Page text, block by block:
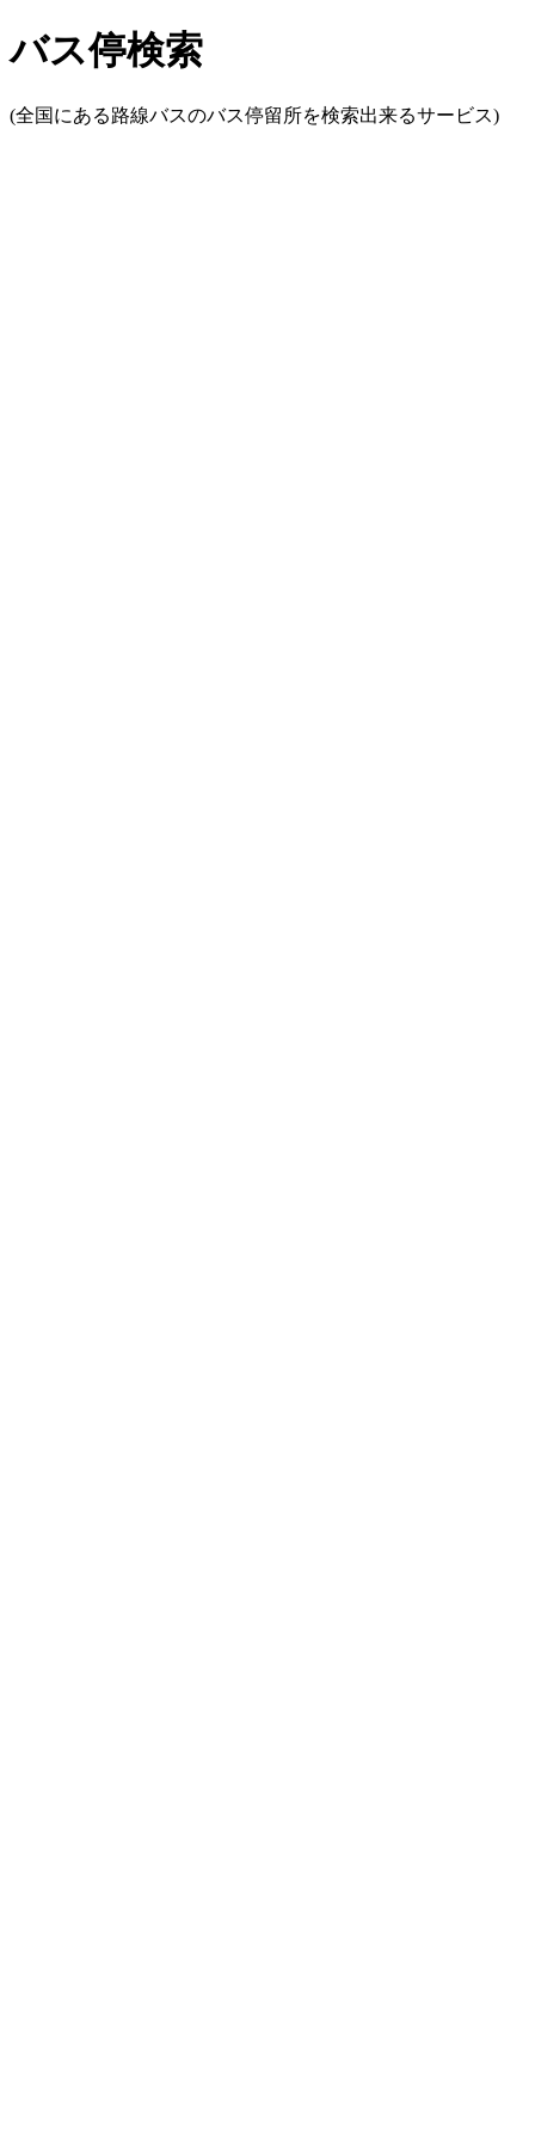
バス停検索
(全国にある路線バスのバス停留所を検索出来るサービス)